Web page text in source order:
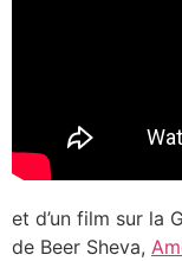
et d’un film sur la
de Beer Sheva,